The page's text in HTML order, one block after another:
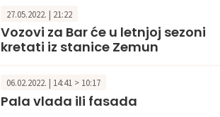
27.05.2022. | 21:22
Vozovi za Bar će u letnjoj sezoni
kretati iz stanice Zemun
06.02.2022. | 14:41 > 10:17
Pala vlada ili fasada